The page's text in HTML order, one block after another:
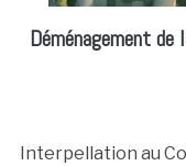
Déménagement
Interpellation au